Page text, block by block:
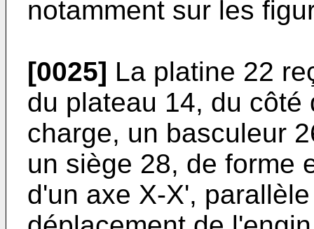
notamment sur les
[0025] La platine 22
du plateau 14, du côté
charge, un basculeur
un siège 28, de forme
d'un axe X-X',